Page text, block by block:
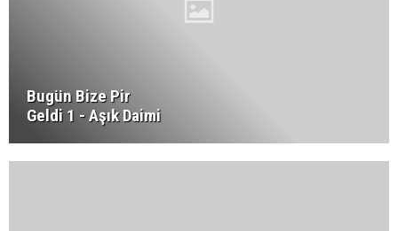
Bugün Bize Pir
Geldi 1 - Aşık Daimi